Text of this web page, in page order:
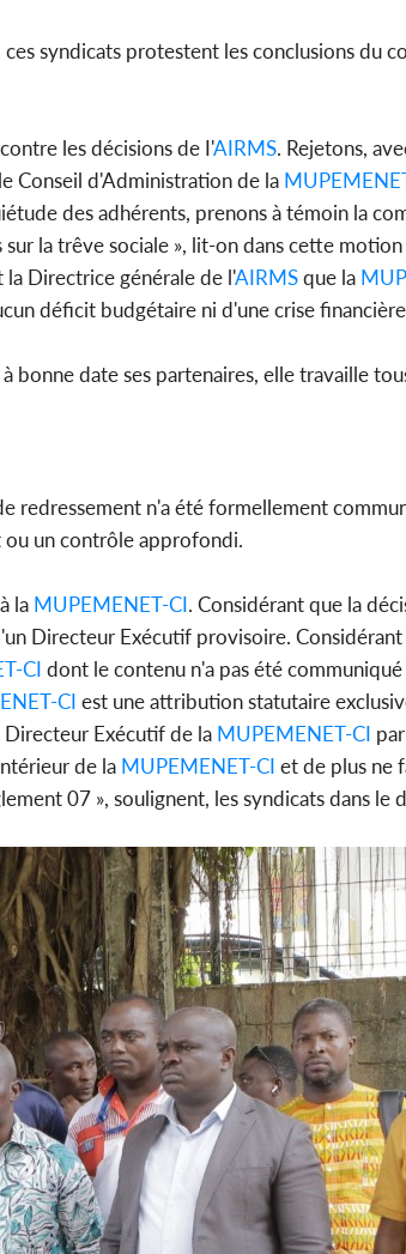
ces syndicats protestent les conclusions du
les décisions de I'AIRMS. Rejetons,
Conseil d'Administration de la
des adhérents, prenons à témoin la
la trêve sociale », lit-on dans cette
Directrice générale de l'AIRMSque la
déficit budgétaire ni d'une crise
bonne date ses partenaires, elle travaille
redressement n'a été formellement
ou un contrôle approfondi.
à la MUPEMENET-CI. Considérant que la
Directeur Exécutif provisoire. Considérant
CI dont le contenu n'a pas été communiqué
CI est une attribution statutaire
Exécutif de la MUPEMENET-CI
de la MUPEMENET-CI et de plus ne
07 », soulignent, les syndicats dans le